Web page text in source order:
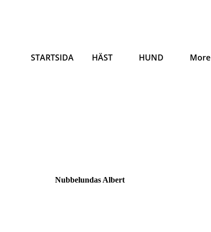
STARTSIDA HÄST HUND More
Nubbelundas Albert